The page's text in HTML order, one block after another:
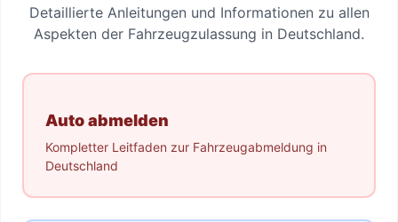
Detaillierte Anleitungen und Informationen zu allen
Aspekten der Fahrzeugzulassung in Deutschland.
Auto abmelden
Kompletter Leitfaden zur Fahrzeugabmeldung in
Deutschland